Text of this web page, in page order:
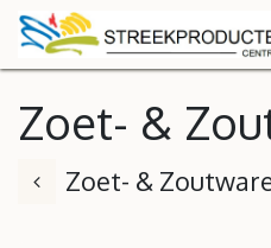
OVERSLAAN NAAR INHOUD
Zoet- &
Zoet- &